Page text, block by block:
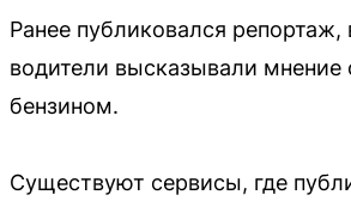
Ранее публиковался репортаж,
водители высказывали мнение
бензином.
Существуют сервисы, где